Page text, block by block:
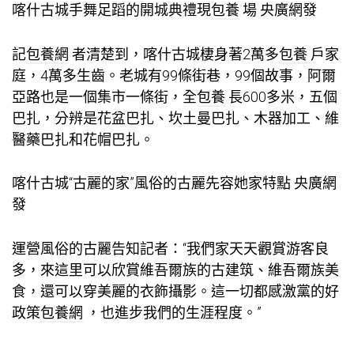
喀什古城手舞足蹈的開城典禮現包養場 央廣網發
記包養網 者清楚到，喀什古城棲身著2萬多包養 戶家
庭，4萬多生齒。老城有99條街巷，99個故事，阿爾
亞路也是一個集市一條街，全包養 長600多米，五個
巴扎，分辨是花盆巴扎、坎土曼巴扎、木器加工、維
醫藥巴扎和花帽巴扎。
喀什古城“古麗的家”風俗的古麗先容她家特點 央廣網
發
運營風俗的古麗告知記者：“我們家天天觀賞游客良
多，來這里可以欣賞維吾爾族的古建筑、維吾爾族美
食，還可以穿美麗的衣飾攝影。這一切都感激黨的好
政策包養網 ，也進步我們的生涯程度。”